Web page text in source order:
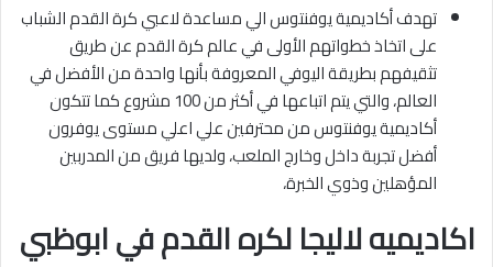
تهدف أكاديمية يوفنتوس الي مساعدة لاعبي كرة القدم الشباب
على اتخاذ خطواتهم الأولى في عالم كرة القدم عن طريق
تثقيفهم بطريقة اليوفي المعروفة بأنها واحدة من الأفضل في
العالم، والتي يتم اتباعها في أكثر من 100 مشروع كما تتكون
أكاديمية يوفنتوس من محترفين علي اعلي مستوى يوفرون
أفضل تجربة داخل وخارج الملعب، ولديها فريق من المدربين
المؤهلين وذوي الخبرة،
اكاديميه لاليجا لكره القدم في ابوظبي